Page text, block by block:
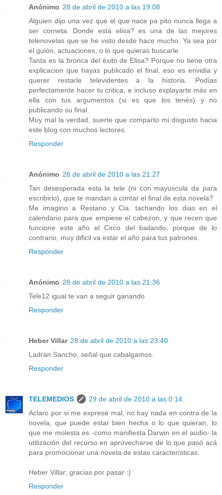
Anónimo 28 de abril de 2010 a las 19:08
Alguien dijo una vez que el que nace pa pito nunca llega a
ser corneta. Donde está elisa? es una de las mejores
telenovelas que se he visto desde hace mucho. Ya sea por
el guión, actuaciones, o lo que quieras buscarle.
Tanta es la bronca del éxito de Elisa? Porque no tiene otra
explicacion que hayas publicado el final, eso es envidia y
querer restarle televidentes a la historia. Podías
perfectamente hacer tu critica, e incluso explayarte más en
ella con tus argumentos (si es que los tenés) y no
publicando su final.
Muy mal la verdad, suerte que comparto mi disgusto hacia
este blog con muchos lectores.
Responder
Anónimo 28 de abril de 2010 a las 21:27
Tan desesperada esta la tele (ni con mayuscula da para
escribirlo), que te mandan a contar el final de esta novela?
Me imagino a Restano y Cia. tachando los dias en el
calendario para que empiese el cabezon, y que recen que
funcione este año el Circo del bailando, porque de lo
contrario, muy dificil va estar el año para tus patrones.
Responder
Anónimo 28 de abril de 2010 a las 21:36
Tele12 igual te van a seguir ganando
Responder
Heber Villar 28 de abril de 2010 a las 23:40
Ladran Sancho, señal que cabalgamos.
Responder
TELEMEDIOS
29 de abril de 2010 a las 0:14
Aclaro por si me expresé mal, no hay nada en contra de la
novela, que puede estar bien hecha o lo que quieran, lo
que me molesta es -como manifiesta Darwin en el audio- la
utilización del recurso en aprovecharse de lo que pasó acá
para promocionar una novela de estas características.
Heber Villar: gracias por pasar :)
Responder